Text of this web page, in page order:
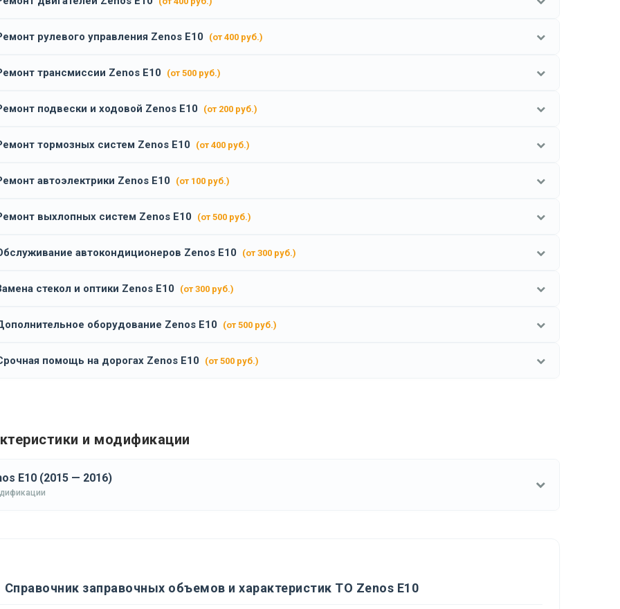
рулевого управления Zenos E10 (от 400 руб.)
трансмиссии Zenos E10 (от 500 руб.)
подвески и ходовой Zenos E10 (от 200 руб.)
тормозных систем Zenos E10 (от 400 руб.)
автоэлектрики Zenos E10 (от 100 руб.)
выхлопных систем Zenos E10 (от 500 руб.)
автокондиционеров Zenos E10 (от 300 руб.)
стекол и оптики Zenos E10 (от 300 руб.)
оборудование Zenos E10 (от 500 руб.)
помощь на дорогах Zenos E10 (от 500 руб.)
и модификации
E10 (2015 — 2016)
Справочник заправочных объемов и характеристик ТО Zenos E10